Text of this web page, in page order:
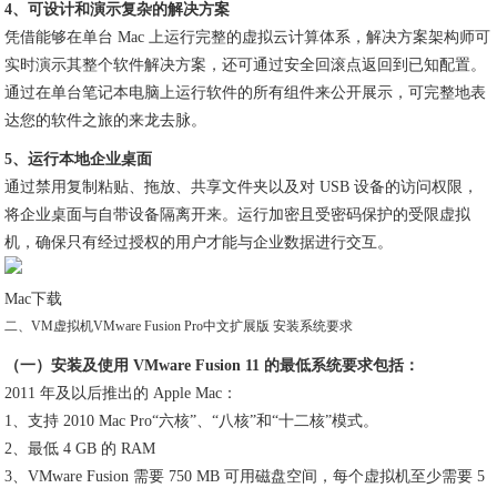
4、可设计和演示复杂的解决方案
凭借能够在单台 Mac 上运行完整的虚拟云计算体系，解决方案架构师可
实时演示其整个软件解决方案，还可通过安全回滚点返回到已知配置。
通过在单台笔记本电脑上运行软件的所有组件来公开展示，可完整地表
达您的软件之旅的来龙去脉。
5、运行本地企业桌面
通过禁用复制粘贴、拖放、共享文件夹以及对 USB 设备的访问权限，
将企业桌面与自带设备隔离开来。运行加密且受密码保护的受限虚拟
机，确保只有经过授权的用户才能与企业数据进行交互。
Mac下载
二、VM虚拟机VMware Fusion Pro中文扩展版 安装系统要求
（一）安装及使用 VMware Fusion 11 的最低系统要求包括：
2011 年及以后推出的 Apple Mac：
1、支持 2010 Mac Pro“六核”、“八核”和“十二核”模式。
2、最低 4 GB 的 RAM
3、VMware Fusion 需要 750 MB 可用磁盘空间，每个虚拟机至少需要 5